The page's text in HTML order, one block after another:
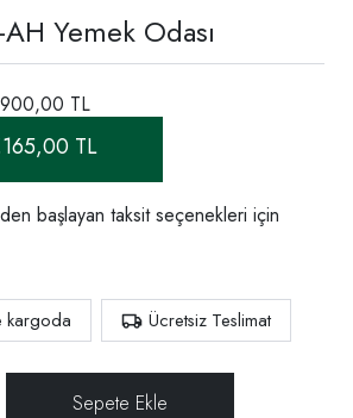
Yemek Odası
TL
TL
başlayan taksit seçenekleri için
kargoda Ücretsiz Teslimat